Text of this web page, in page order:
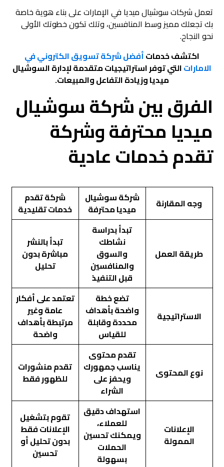
تعمل شركات سوشيال ميديا في الإمارات على بناء هوية خاصة
بك تجعلك مميز وسط المنافسين، وتلك تكون خطوتك الأولى
نحو النجاح.
اكتشف خدماتأفضل شركة تسويق الكتروني في
الاماراتالتي توفر استراتيجيات متقدمة لإدارة السوشيال
ميديا وزيادة التفاعل والمبيعات.
الفرق بين شركة سوشيال
ميديا محترفة وشركة
تقدم خدمات عادية
وجه المقارنة
شركة سوشيال
ميديا محترفة
شركة تقدم
خدمات تقليدية
طريقة العمل
تبدأ بدراسة
نشاطك
والسوق
والمنافسين
قبل التنفيذ
تبدأ بالنشر
مباشرة بدون
تحليل
الاستراتيجية
تضع خطة
واضحة بأهداف
محددة وقابلة
للقياس
تعتمد على أفكار
عامة وغير
مرتبطة بأهداف
واضحة
نوع المحتوى
تقدم محتوى
يناسب جمهورك
ويحفز على
الشراء
تقدم منشورات
للظهور فقط
الإعلانات
الممولة
استهداف دقيق
للعملاء،
ويمكنك تحسين
الحملات
بسهولة
تقوم بتشغيل
الإعلانات فقط
بدون تحليل أو
تحسين